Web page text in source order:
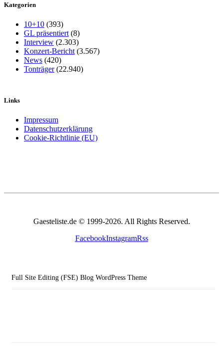
Kategorien
10+10 (393)
GL präsentiert (8)
Interview (2.303)
Konzert-Bericht (3.567)
News (420)
Tonträger(22.940)
Links
Impressum
Datenschutzerklärung
Cookie-Richtlinie (EU)
Gaesteliste.de © 1999-2026. All Rights Reserved.
FacebookInstagramRss
Full Site Editing (FSE) Blog WordPress Theme